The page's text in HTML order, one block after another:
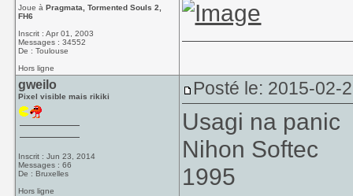
Joue àPragmata, Tormented Souls 2,
FH6
Inscrit : Apr 01, 2003
Messages : 34552
De : Toulouse
Hors ligne
gweilo
Pixel visible mais rikiki
Inscrit : Jun 23, 2014
Messages : 66
De : Bruxelles
Hors ligne
Posté le: 2015-02-
Usagi na panic
Nihon Softec
1995